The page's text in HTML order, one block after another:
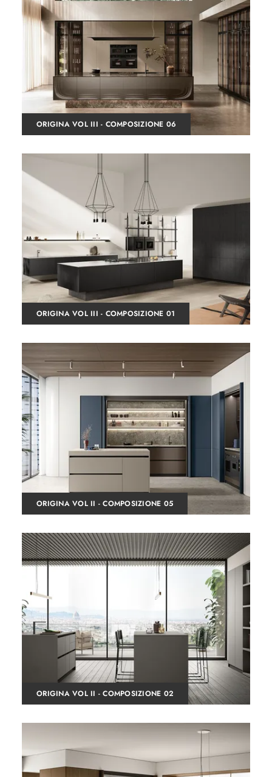
ORIGINA VOL III - COMPOSIZIONE 06
ORIGINA VOL III - COMPOSIZIONE 01
ORIGINA VOL II - COMPOSIZIONE 05
ORIGINA VOL II - COMPOSIZIONE 02